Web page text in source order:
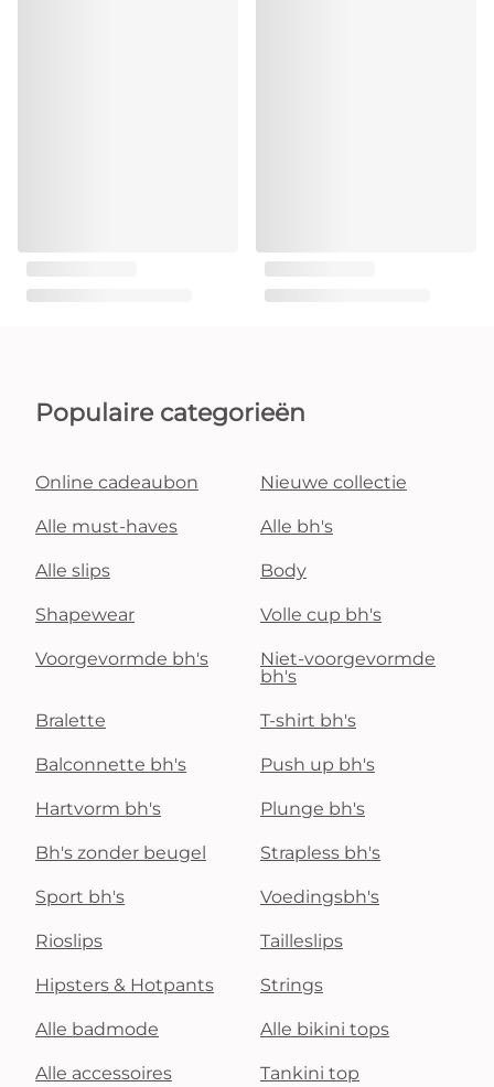
Populaire categorieën
Online cadeaubon Nieuwe collectie
Alle must-haves Alle bh's
Alle slips Body
Shapewear Volle cup bh's
Voorgevormde bh's
Niet-voorgevormde
bh's
Bralette T-shirt bh's
Balconnette bh's Push up bh's
Hartvorm bh's Plunge bh's
Bh's zonder beugel Strapless bh's
Sport bh's Voedingsbh's
Rioslips Tailleslips
Hipsters & Hotpants Strings
Alle badmode Alle bikini tops
Alle accessoires Tankini top